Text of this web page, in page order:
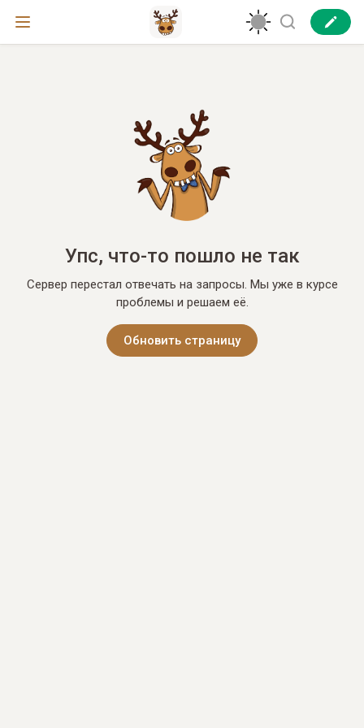
Упс, что-то пошло не так
Сервер перестал отвечать на запросы. Мы уже в курсе
проблемы и решаем её.
Обновить страницу